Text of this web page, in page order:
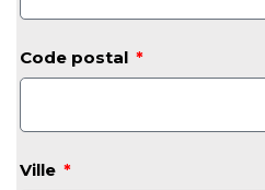
Code postal
Ville